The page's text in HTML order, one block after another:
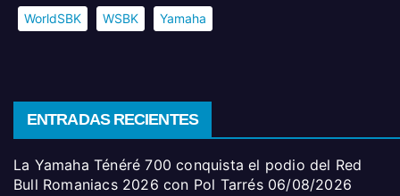
WorldSBK WSBK Yamaha
ENTRADAS RECIENTES
La Yamaha Ténéré 700 conquista el podio del Red
Bull Romaniacs 2026 con Pol Tarrés 06/08/2026